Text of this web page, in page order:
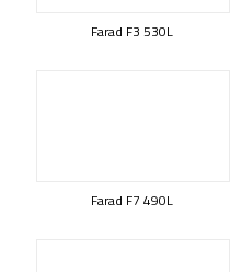
Farad F3 530L
Farad F7 490L